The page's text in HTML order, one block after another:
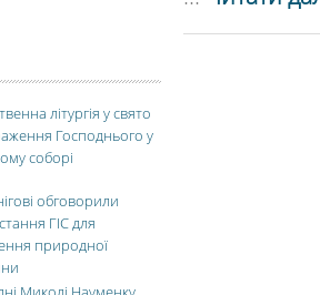
літургія у свято
Господнього у
соборі
обговорили
ГІС для
природної